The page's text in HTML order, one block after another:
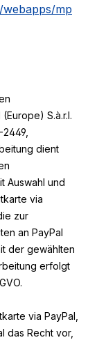
mp
S.à.r.l.
dient
Auswahl und
via
zur
an PayPal
der gewählten
erfolgt
via PayPal,
das Recht vor,